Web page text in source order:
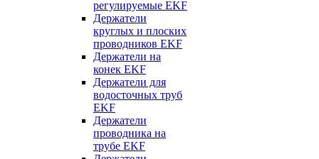
регулируемые EKF
Держатели
круглых и плоских
проводников EKF
Держатели на
конек EKF
Держатели для
водосточных труб
EKF
Держатели
проводника на
трубе EKF